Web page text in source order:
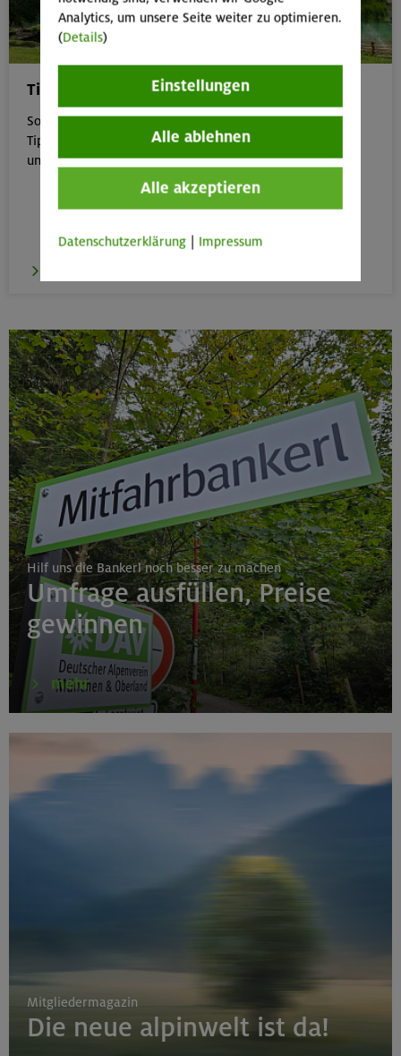
Tipps für Bergtouren im Sommer
Sommer in den Bergen genießen – aber sicher: Unsere
Tipps zu Hitze, Gewitter & Co. helfen dir, entspannt
unterwegs zu bleiben.
Hilf uns die Bankerl noch besser zu machen
Umfrage ausfüllen, Preise
gewinnen
mehr
Mitgliedermagazin
Die neue alpinwelt ist da!
Analytics, um unsere Seite weiter zu optimieren.
(Details)
Einstellungen
Alle ablehnen
Alle akzeptieren
Datenschutzerklärung Impressum